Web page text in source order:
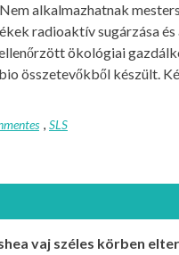
alkalmazhatnak
radioaktív sugárzása
ökológiai
összetevőkből készült.
, SLS
vaj széles körben